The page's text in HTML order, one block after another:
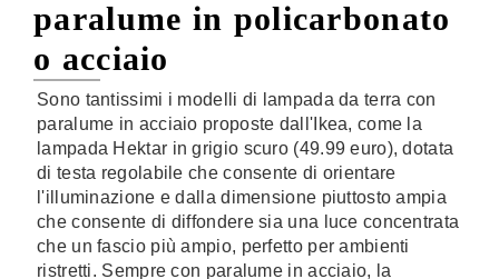
paralume in policarbonato
o acciaio
Sono tantissimi i modelli di lampada da terra con
paralume in acciaio proposte dall'Ikea, come la
lampada Hektar in grigio scuro (49.99 euro), dotata
di testa regolabile che consente di orientare
l'illuminazione e dalla dimensione piuttosto ampia
che consente di diffondere sia una luce concentrata
che un fascio più ampio, perfetto per ambienti
ristretti. Sempre con paralume in acciaio, la